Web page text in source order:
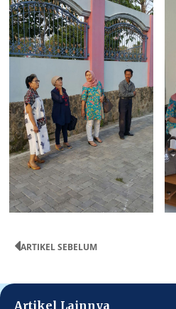
ARTIKEL SEBELUM
Artikel Lainnya